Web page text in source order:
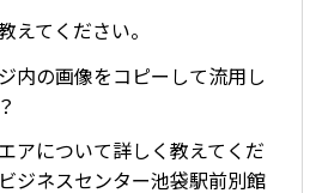
えてください。
内の画像をコピーして流用し
アについて詳しく教えてくだ
ジネスセンター池袋駅前別館